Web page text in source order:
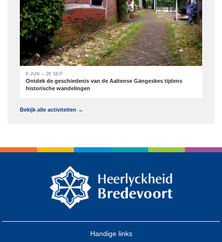
6 JUN – 26 SEP
Ontdek de geschiedenis van de Aaltense Gängeskes tijdens
historische wandelingen
Bekijk alle activiteiten →
Handige links